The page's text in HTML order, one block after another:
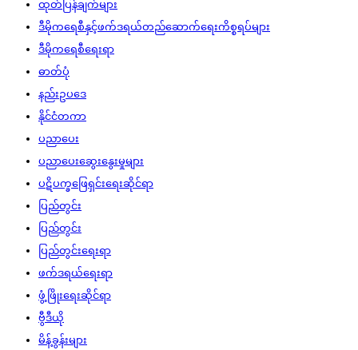
ထုတ်ပြန်ချက်များ
ဒီမိုကရေစီနှင့်ဖက်ဒရယ်တည်ဆောက်‌ရေးကိစ္စရပ်များ
ဒီမိုကရေစီရေးရာ
ဓာတ်ပုံ
နည်းဥပဒေ
နိုင်ငံတကာ
ပညာပေး
ပညာပေးဆွေးနွေးမှုများ
ပဋိပက္ခဖြေရှင်းရေးဆိုင်ရာ
ပြည်တွင်း
ပြည်တွင်း
ပြည်တွင်းရေးရာ
ဖက်ဒရယ်ရေးရာ
ဖွံ့ဖြိုးရေးဆိုင်ရာ
ဗွီဒီယို
မိန့်ခွန်းများ